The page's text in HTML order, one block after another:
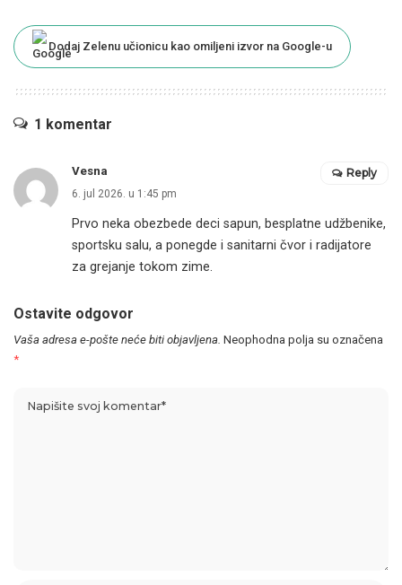
Dodaj Zelenu učionicu kao omiljeni izvor na Google-u
1 komentar
Vesna
6. jul 2026. u 1:45 pm
Prvo neka obezbede deci sapun, besplatne udžbenike,
sportsku salu, a ponegde i sanitarni čvor i radijatore
za grejanje tokom zime.
Reply
Ostavite odgovor
Vaša adresa e-pošte neće biti objavljena. Neophodna polja su označena
*